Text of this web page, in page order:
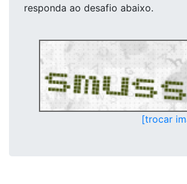
responda ao desafio abaixo.
[trocar